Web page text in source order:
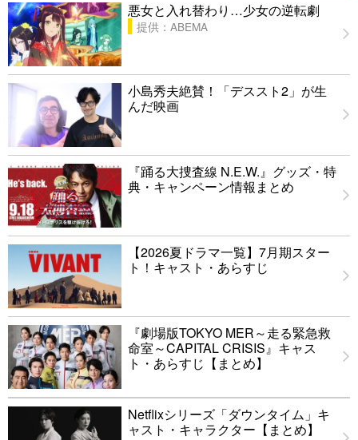
悪女と入れ替わり…少女の逆転劇
提供：ABEMA
小島秀夫絶賛！「デススト2」が生
んだ映画
『踊る大捜査線 N.E.W.』グッズ・特
典・キャンペーン情報まとめ
【2026夏ドラマ一覧】7月期スター
ト！キャスト・あらすじ
『劇場版TOKYO MER～走る緊急救
命室～CAPITAL CRISIS』キャス
ト・あらすじ【まとめ】
Netflixシリーズ「ダウンタイム」キ
ャスト・キャラクター【まとめ】